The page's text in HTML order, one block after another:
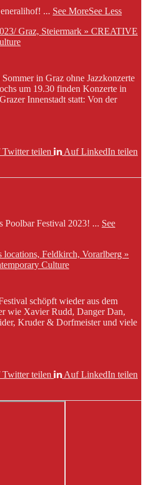
... See MoreSee Less
Graz, Steiermark » CREATIVE
in Graz ohne Jazzkonzerte
um 19.30 finden Konzerte in
Innenstadt statt: Von der
teilen
Auf LinkedIn teilen
Poolbar Festival 2023! ... See
locations, Feldkirch, Vorarlberg »
Culture
schöpft wieder aus dem
wie Xavier Rudd, Danger Dan,
Kruder & Dorfmeister und viele
teilen
Auf LinkedIn teilen